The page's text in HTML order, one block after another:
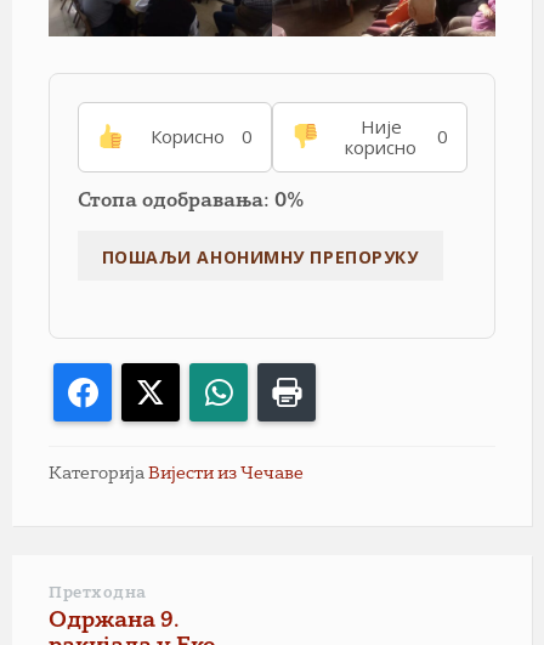
Корисно 0
Није
корисно
0
Стопа одобравања: 0%
Facebook WhatsApp
Категорија Вијести из Чечаве
Претходна
Одржана 9.